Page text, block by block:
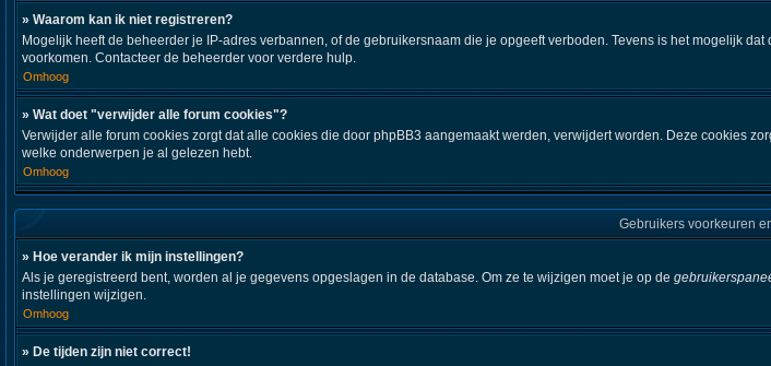
» Waarom kan ik niet registreren?
Mogelijk heeft de beheerder je IP-adres verbannen, of de gebruikersnaam die je opgeeft verboden. Tevens is het mogelijk
voorkomen. Contacteer de beheerder voor verdere hulp.
Omhoog
» Wat doet "verwijder alle forum cookies"?
Verwijder alle forum cookies zorgt dat alle cookies die door phpBB3 aangemaakt werden, verwijdert worden. Deze cookies
welke onderwerpen je al gelezen hebt.
Omhoog
Gebruikers voorkeuren
» Hoe verander ik mijn instellingen?
Als je geregistreerd bent, worden al je gegevens opgeslagen in de database. Om ze te wijzigen moet je op de
instellingen wijzigen.
Omhoog
» De tijden zijn niet correct!